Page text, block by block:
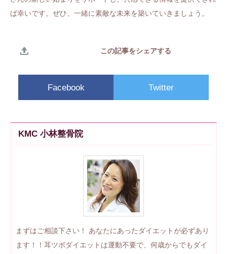
ば幸いです。ぜひ、一緒に素敵な未来を築いていきましょう。
この記事をシェアする
Facebook Twitter
KMC 小林整骨院
まずはご相談下さい！ あなたにあったダイエットが必ずあり
ます！！耳ツボダイエットは運動不要で、何歳からでもダイ